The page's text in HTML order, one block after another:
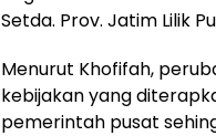
Setda. Prov. Jatim Lilik
Menurut Khofifah,
kebijakan yang
pemerintah pusat